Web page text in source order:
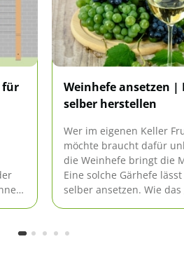
für
Weinhefe ansetzen |
selber herstellen
Wer im eigenen Keller
möchte braucht dafür
die Weinhefe bringt die
Eine solche Gärhefe
selber ansetzen. Wie